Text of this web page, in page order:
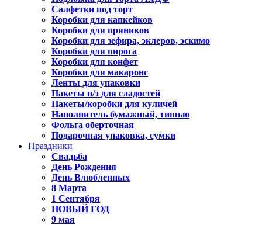
Салфетки под торт
Коробки для капкейков
Коробки для пряников
Коробки для зефира, эклеров, эскимо
Коробки для пирога
Коробки для конфет
Коробки для макаронс
Ленты для упаковки
Пакеты п/э для сладостей
Пакеты/коробки для куличей
Наполнитель бумажный, тишью
Фольга оберточная
Подарочная упаковка, сумки
Праздники
Свадьба
День Рождения
День Влюбленных
8 Марта
1 Сентября
НОВЫЙ ГОД
9 мая